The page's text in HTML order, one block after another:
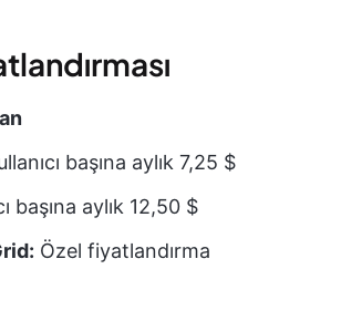
başına aylık 7,25 $
başına aylık 12,50 $
Özel fiyatlandırma